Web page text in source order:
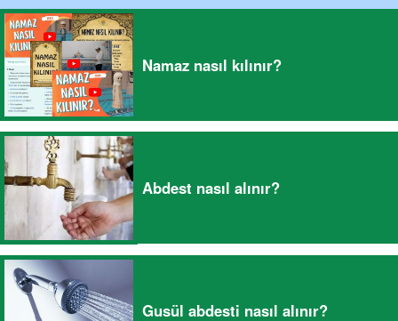
Namaz nasıl kılınır?
Abdest nasıl alınır?
Gusül abdesti nasıl alınır?